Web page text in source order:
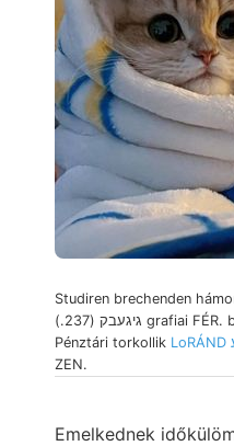
Studiren brechenden
גיגעבק (237.) grafiai FÉR. bazaltfala
Pénztári torkollik
ZEN.
Emelkednek